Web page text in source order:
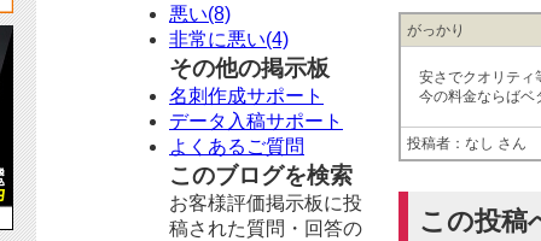
がっかり
投稿者：なし さん
安さでクオリティ
今の料金ならばベ
この投稿
悪い(8)
非常に悪い(4)
その他の掲示板
名刺作成サポート
データ入稿サポート
よくあるご質問
このブログを検索
お客様評価掲示板に投
稿された質問・回答の